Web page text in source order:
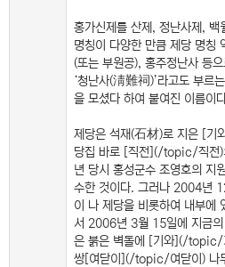
홍가신제를 산제, 정난사제, 백
명칭이 다양한 만큼 제당 명칭
(또는 부원공), 홍주정난사 등
‘청난사(淸難祠)’라고도 부르
을 모셨다 하여 붙여진 이름이
제당은 석재(石材)로 지은 [
당집 바로 [직전](/topic/직
년 당시 홍성군수 조영호의 지
수한 것이다. 그러나 2004년
이 나 제당을 비롯하여 내부에
서 2006년 3월 15일에 지금
은 붉은 벽돌에 [기와](/
쌍[여닫이](/topic/여닫이) 나